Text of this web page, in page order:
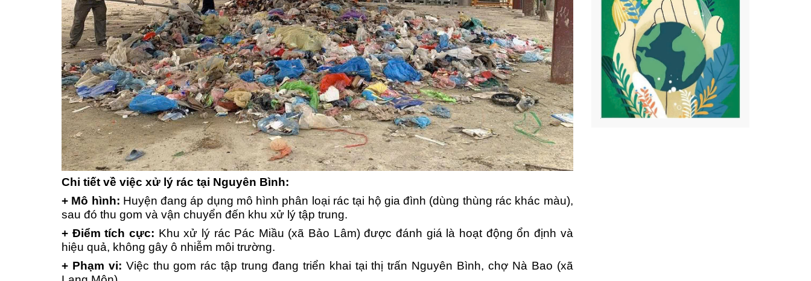
Chi tiết về việc xử lý rác tại Nguyên Bình:
+ Mô hình: Huyện đang áp dụng mô hình phân loại rác tại hộ gia đình (dùng thùng rác khác màu),
sau đó thu gom và vận chuyển đến khu xử lý tập trung.
+ Điểm tích cực: Khu xử lý rác Pác Miầu (xã Bảo Lâm) được đánh giá là hoạt động ổn định và
hiệu quả, không gây ô nhiễm môi trường.
+ Phạm vi: Việc thu gom rác tập trung đang triển khai tại thị trấn Nguyên Bình, chợ Nà Bao (xã